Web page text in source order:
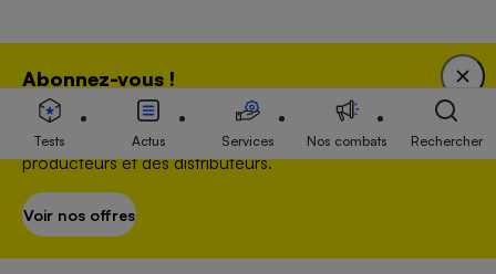
Abonnez-vous !
Bénéficiez d'une expertise unique tout en soutenant
une association 100 % indépendante de l'Etat, des
producteurs et des distributeurs.
Voir nos offres
Association indépendante de l’État, des syndicats, des producteurs et des
distributeurs depuis 1951.
Tests Actus Services Nos combats Rechercher